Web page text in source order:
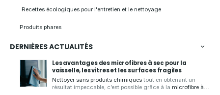
Recettes écologiques pour l'entretien et le nettoyage
Produits phares
DERNIÈRES ACTUALITÉS
Les avantages des microfibres à sec pour la
vaisselle, les vitres et les surfaces fragiles
Nettoyer sans produits chimiques tout en obtenant un
résultat impeccable, c’est possible grâce à la microfibre à